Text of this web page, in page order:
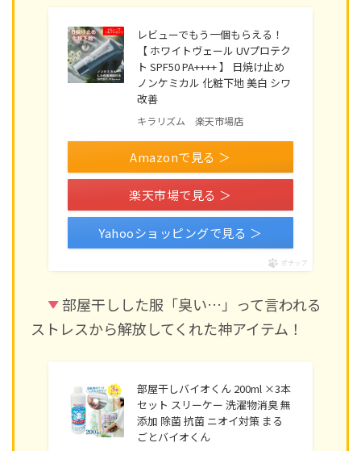
レビューでもう一個もらえる！
【 ホワイトヴェール UVプロテク
ト SPF50 PA++++ 】 日焼け止め
ノンケミカル 化粧下地 美白 シワ
改善
キラリズム 楽天市場店
Amazonで見る ＞
楽天市場で見る ＞
Yahooショッピングで見る ＞
ポチップ
部屋干しした服「臭い…」って言われる
ストレスから解放してくれた神アイテム！
部屋干しバイオくん 200ml ×3本
セット スリーケー 洗濯物消臭 無
添加 除菌 抗菌 ニオイ対策 まる
ごとバイオくん